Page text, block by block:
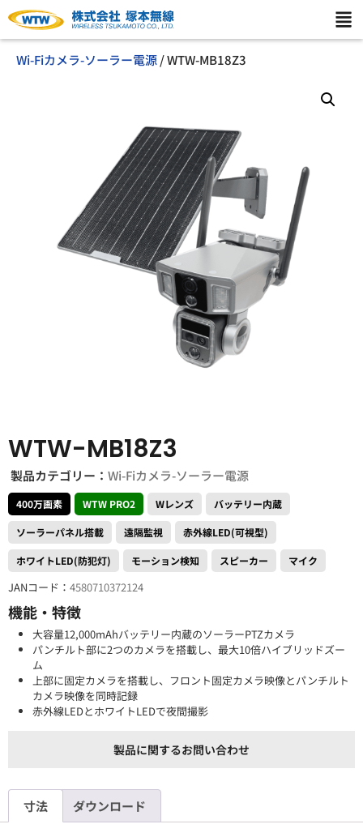
Wi-Fiカメラ-ソーラー電源/ WTW-MB18Z3
WTW-MB18Z3
製品カテゴリー： Wi-Fiカメラ-ソーラー電源
400万画素 WTW PRO2 Wレンズ バッテリー内蔵
ソーラーパネル搭載 遠隔監視 赤外線LED(可視型)
ホワイトLED(防犯灯) モーション検知 スピーカー マイク
JANコード： 4580710372124
機能・特徴
大容量12,000mAhバッテリー内蔵のソーラーPTZカメラ
パンチルト部に2つのカメラを搭載し、最大10倍ハイブリッドズー
ム
上部に固定カメラを搭載し、フロント固定カメラ映像とパンチルト
カメラ映像を同時記録
赤外線LEDとホワイトLEDで夜間撮影
製品に関するお問い合わせ
寸法 ダウンロード